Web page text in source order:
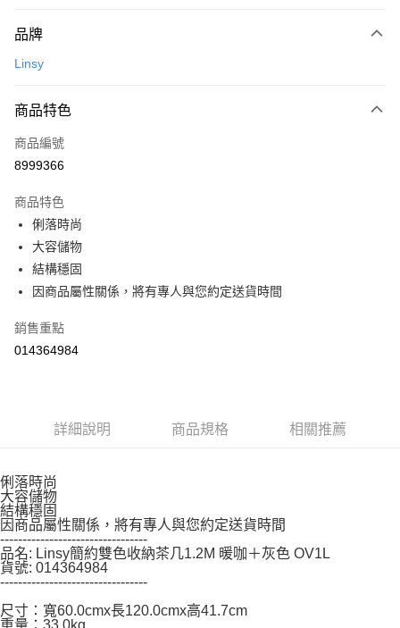
台灣樂天信用卡公司
玉山商業銀行
台灣樂天信用卡公司
【關於「AFTEE先享後付」】
AFTEE先享後付是「在收到商品之後才付款」的支付方式。 讓您購物簡單
便利好安心！
３．安心：先確認商品／服務後，再付款。
【「AFTEE先享後付」結帳流程】
結帳頁面，進行簡訊認證並確認金額後，即可完成結帳。
３．收到繳費通知簡訊後14天內，點擊此簡訊中的連結，可透過四大超商／
ATM／網路銀行／等多元方式進行付款，方視為交易完成。
購買商品的店家。未經商家同意取消之訂單仍視為有效，需透過AFTEE先享
後付繳納相關費用。
※ 交易是否成功請以「AFTEE先享後付 」之結帳頁面顯示為準，若有關於
是否繳費成功／繳費後需取消欲退款等相關疑問，請聯繫「AFTEE先享後付
【注意事項】
https://aftee.tw/terms/#terms3
任。
４．使用「AFTEE先享後付」時，將依據個別帳號之用戶狀況，依本公司即
時審查核予不同之上限額度；若仍有額度不足之情形，本公司將視審查結果
請求用戶進行身份認證。
５．嚴禁一人註冊多個帳號或使用他人資訊註冊。若發現惡意使用之情形，
恩沛科技股份有限公司將有權停止該用戶之使用額度並採取法律行動。
每筆NT$99，滿NT$799(含以上)免運費
品牌
Linsy
商品特色
商品編號
8999366
商品特色
俐落時尚
大容儲物
結構穩固
因商品屬性關係，將有專人與您約定送貨時間
銷售重點
014364984
詳細說明 商品規格 相關推薦
俐落時尚
大容儲物
結構穩固
因商品屬性關係，將有專人與您約定送貨時間
---------------------------------
品名: Linsy簡約雙色收納茶几1.2M 暖咖＋灰色 OV1L
貨號: 014364984
---------------------------------
尺寸：寬60.0cmx長120.0cmx高41.7cm
重量：33.0kg